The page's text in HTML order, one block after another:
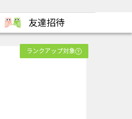
友達招待
ランクアップ対象